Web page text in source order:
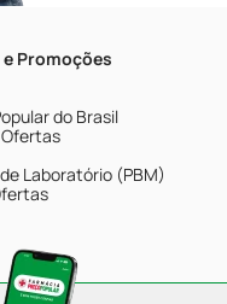
Promoções
do Brasil
Laboratório (PBM)